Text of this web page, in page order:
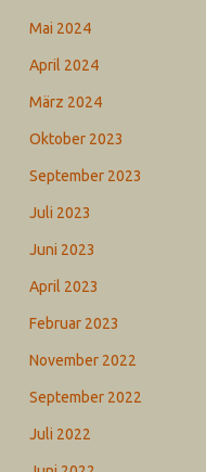
Mai 2024
April 2024
März 2024
Oktober 2023
September 2023
Juli 2023
Juni 2023
April 2023
Februar 2023
November 2022
September 2022
Juli 2022